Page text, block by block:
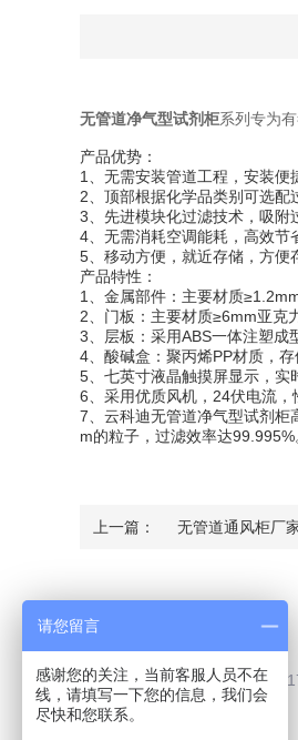
无管道净气型试剂柜系列专为
产品优势：
1、无需安装管道工程，安装便
2、顶部根据化学品类别可选配
3、先进模块化过滤技术，吸附
4、无需消耗空调能耗，高效节
5、移动方便，就近存储，方便
产品特性：
1、金属部件：主要材质
2、门板：主要材质≥6mm亚克
3、层板：采用ABS一体注塑成
4、酸碱盒：聚丙烯PP材质，存
5、七英寸液晶触摸屏显示，实
6、采用优质风机，24伏电流，
7、云科迪无管道净气型试剂柜
m的粒子，过滤效率达99.995%
上一篇： 无管道通风柜厂
Contact Us
联系电话：0510-
联系QQ：2505929195
请您留言
感谢您的关注，当前客服人员不在
线，请填写一下您的信息，我们会
尽快和您联系。